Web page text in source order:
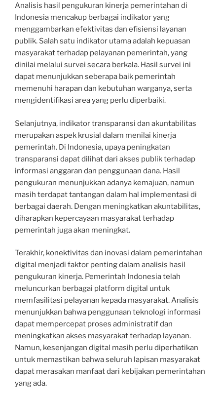
Analisis hasil pengukuran kinerja pemerintahan di
Indonesia mencakup berbagai indikator yang
menggambarkan efektivitas dan efisiensi layanan
publik. Salah satu indikator utama adalah kepuasan
masyarakat terhadap pelayanan pemerintah, yang
dinilai melalui survei secara berkala. Hasil survei ini
dapat menunjukkan seberapa baik pemerintah
memenuhi harapan dan kebutuhan warganya, serta
mengidentifikasi area yang perlu diperbaiki.
Selanjutnya, indikator transparansi dan akuntabilitas
merupakan aspek krusial dalam menilai kinerja
pemerintah. Di Indonesia, upaya peningkatan
transparansi dapat dilihat dari akses publik terhadap
informasi anggaran dan penggunaan dana. Hasil
pengukuran menunjukkan adanya kemajuan, namun
masih terdapat tantangan dalam hal implementasi di
berbagai daerah. Dengan meningkatkan akuntabilitas,
diharapkan kepercayaan masyarakat terhadap
pemerintah juga akan meningkat.
Terakhir, konektivitas dan inovasi dalam pemerintahan
digital menjadi faktor penting dalam analisis hasil
pengukuran kinerja. Pemerintah Indonesia telah
meluncurkan berbagai platform digital untuk
memfasilitasi pelayanan kepada masyarakat. Analisis
menunjukkan bahwa penggunaan teknologi informasi
dapat mempercepat proses administratif dan
meningkatkan akses masyarakat terhadap layanan.
Namun, kesenjangan digital masih perlu diperhatikan
untuk memastikan bahwa seluruh lapisan masyarakat
dapat merasakan manfaat dari kebijakan pemerintahan
yang ada.